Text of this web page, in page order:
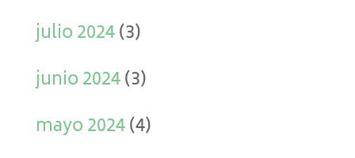
julio 2024(3)
junio 2024(3)
mayo 2024(4)